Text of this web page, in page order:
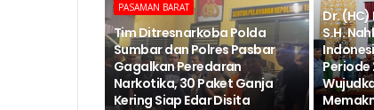
PASAMAN BARAT
Tim Ditresnarkoba Polda
Sumbar dan Polres Pasbar
Gagalkan Peredaran
Narkotika, 30 Paket Ganja
Kering Siap Edar Disita
Dr.
S.H.
Periode